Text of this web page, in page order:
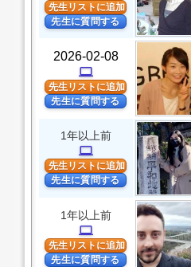
先生リストに追加
先生に質問する
2026-02-08
computer
先生リストに追加
先生に質問する
1年以上前
computer
先生リストに追加
先生に質問する
1年以上前
computer
先生リストに追加
先生に質問する